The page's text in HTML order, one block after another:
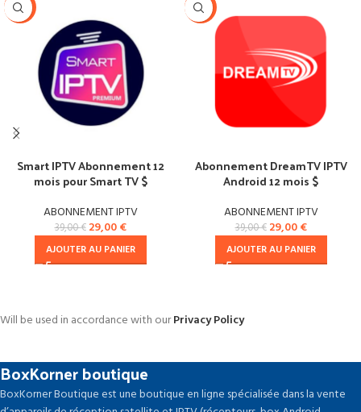
-26%
Smart IPTV Abonnement 12
mois pour Smart TV $
ABONNEMENT IPTV
39,00€ 29,00€
AJOUTER AU PANIER
-26%
Abonnement DreamTV IPTV
Android 12 mois $
ABONNEMENT IPTV
39,00€ 29,00€
AJOUTER AU PANIER
Will be used in accordance with ourPrivacy Policy
BoxKorner boutique
BoxKorner Boutique est une boutique en ligne spécialisée dans la vente